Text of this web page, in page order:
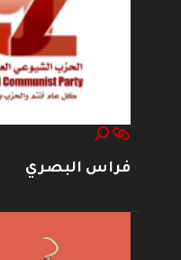
فراس البصري